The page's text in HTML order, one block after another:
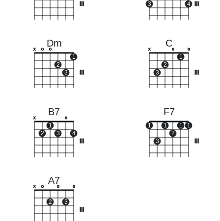
3 4
Dm
x o o
2
3
1
C
x
3
2
o
1
o
B7
x
2
1
3
o
4
F7
1
3
1
2
1 1
A7
x o
2
o
3
o